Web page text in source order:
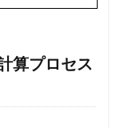
算プロセス